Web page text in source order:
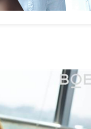
以岗位深度为价值取
）发展通道，员工可根据
力兼备的复合型管理人
有晋升和事业成长的机
的位置，都能明确自己在